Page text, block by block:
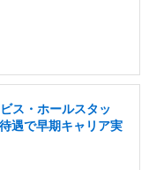
ス・ホールスタッ
遇で早期キャリア実